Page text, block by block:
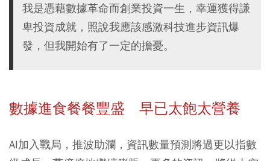
我是憑藉數據革命而創業投資一生，幸運獲得謙
卑投資成就，照說我應該感激科技進步資訊爆
發，但我開始有了一定的擔憂。
數據進食餐餐豐盛 早已太飽太營養
AI加入戰局，推波助瀾，資訊數量預測將過更以指數